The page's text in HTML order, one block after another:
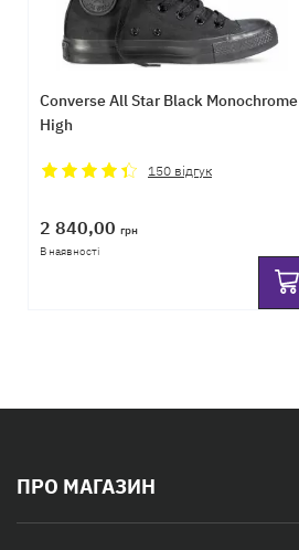
Converse All Star Black Monochrome
High
150 відгук
2 840,00 грн
В наявності
ПРО МАГАЗИН